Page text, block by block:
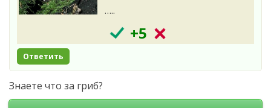
…..
+5
Ответить
Знаете что за гриб?